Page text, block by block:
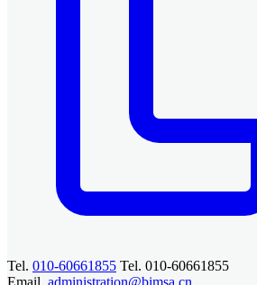
Tel. 010-60661855 Tel. 010-60661855
Email. administration@bimsa.cn